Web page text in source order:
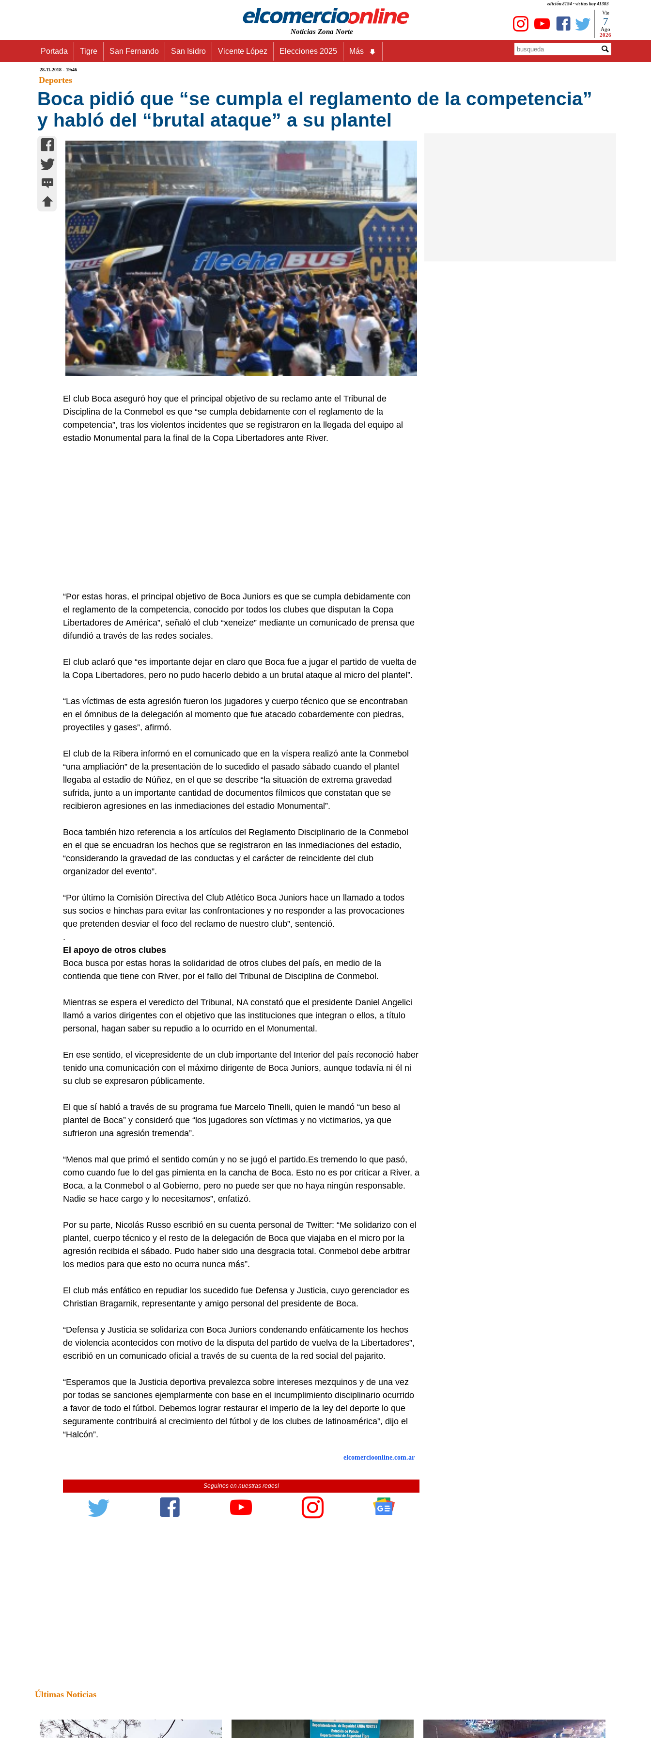
edición 8194 - visitas hoy 41303
Noticias Zona Norte
Vie
7
Ago
2026
Portada Tigre San Fernando San Isidro Vicente López Elecciones 2025 Más
28.11.2018 - 19:46
Deportes
Boca pidió que “se cumpla el reglamento de la competencia”
y habló del “brutal ataque” a su plantel
El club Boca aseguró hoy que el principal objetivo de su reclamo ante el Tribunal de
Disciplina de la Conmebol es que “se cumpla debidamente con el reglamento de la
competencia”, tras los violentos incidentes que se registraron en la llegada del equipo al
estadio Monumental para la final de la Copa Libertadores ante River.
“Por estas horas, el principal objetivo de Boca Juniors es que se cumpla debidamente con
el reglamento de la competencia, conocido por todos los clubes que disputan la Copa
Libertadores de América”, señaló el club “xeneize” mediante un comunicado de prensa que
difundió a través de las redes sociales.
El club aclaró que “es importante dejar en claro que Boca fue a jugar el partido de vuelta de
la Copa Libertadores, pero no pudo hacerlo debido a un brutal ataque al micro del plantel”.
“Las víctimas de esta agresión fueron los jugadores y cuerpo técnico que se encontraban
en el ómnibus de la delegación al momento que fue atacado cobardemente con piedras,
proyectiles y gases”, afirmó.
El club de la Ribera informó en el comunicado que en la víspera realizó ante la Conmebol
“una ampliación” de la presentación de lo sucedido el pasado sábado cuando el plantel
llegaba al estadio de Núñez, en el que se describe “la situación de extrema gravedad
sufrida, junto a un importante cantidad de documentos fílmicos que constatan que se
recibieron agresiones en las inmediaciones del estadio Monumental”.
Boca también hizo referencia a los artículos del Reglamento Disciplinario de la Conmebol
en el que se encuadran los hechos que se registraron en las inmediaciones del estadio,
“considerando la gravedad de las conductas y el carácter de reincidente del club
organizador del evento”.
“Por último la Comisión Directiva del Club Atlético Boca Juniors hace un llamado a todos
sus socios e hinchas para evitar las confrontaciones y no responder a las provocaciones
que pretenden desviar el foco del reclamo de nuestro club”, sentenció.
.
El apoyo de otros clubes
Boca busca por estas horas la solidaridad de otros clubes del país, en medio de la
contienda que tiene con River, por el fallo del Tribunal de Disciplina de Conmebol.
Mientras se espera el veredicto del Tribunal, NA constató que el presidente Daniel Angelici
llamó a varios dirigentes con el objetivo que las instituciones que integran o ellos, a título
personal, hagan saber su repudio a lo ocurrido en el Monumental.
En ese sentido, el vicepresidente de un club importante del Interior del país reconoció haber
tenido una comunicación con el máximo dirigente de Boca Juniors, aunque todavía ni él ni
su club se expresaron públicamente.
El que sí habló a través de su programa fue Marcelo Tinelli, quien le mandó “un beso al
plantel de Boca” y consideró que “los jugadores son víctimas y no victimarios, ya que
sufrieron una agresión tremenda”.
“Menos mal que primó el sentido común y no se jugó el partido.Es tremendo lo que pasó,
como cuando fue lo del gas pimienta en la cancha de Boca. Esto no es por criticar a River, a
Boca, a la Conmebol o al Gobierno, pero no puede ser que no haya ningún responsable.
Nadie se hace cargo y lo necesitamos”, enfatizó.
Por su parte, Nicolás Russo escribió en su cuenta personal de Twitter: “Me solidarizo con el
plantel, cuerpo técnico y el resto de la delegación de Boca que viajaba en el micro por la
agresión recibida el sábado. Pudo haber sido una desgracia total. Conmebol debe arbitrar
los medios para que esto no ocurra nunca más”.
El club más enfático en repudiar los sucedido fue Defensa y Justicia, cuyo gerenciador es
Christian Bragarnik, representante y amigo personal del presidente de Boca.
“Defensa y Justicia se solidariza con Boca Juniors condenando enfáticamente los hechos
de violencia acontecidos con motivo de la disputa del partido de vuelva de la Libertadores”,
escribió en un comunicado oficial a través de su cuenta de la red social del pajarito.
“Esperamos que la Justicia deportiva prevalezca sobre intereses mezquinos y de una vez
por todas se sanciones ejemplarmente con base en el incumplimiento disciplinario ocurrido
a favor de todo el fútbol. Debemos lograr restaurar el imperio de la ley del deporte lo que
seguramente contribuirá al crecimiento del fútbol y de los clubes de latinoamérica”, dijo el
“Halcón”.
elcomercioonline.com.ar
Seguinos en nuestras redes!
Últimas Noticias